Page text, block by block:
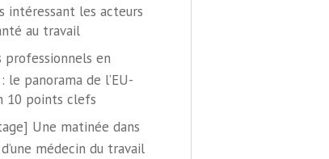
intéressant les acteurs
au travail
professionnels en
le panorama de l’EU-
10 points clefs
Une matinée dans
médecin du travail